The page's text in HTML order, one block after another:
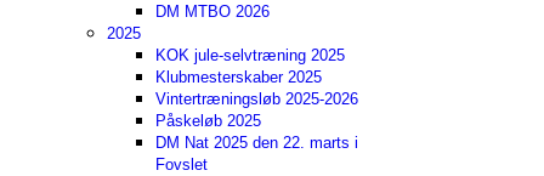
DM MTBO 2026
2025
KOK jule-selvtræning 2025
Klubmesterskaber 2025
Vintertræningsløb 2025-2026
Påskeløb 2025
DM Nat 2025 den 22. marts i
Fovslet